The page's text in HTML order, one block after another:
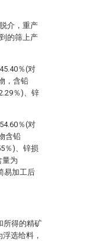
介，重产
的筛上产
％(对
，含铅
％)、锌
％(对
含铅
％)、锌损
量为
易加工后
所得的精矿
选给料，